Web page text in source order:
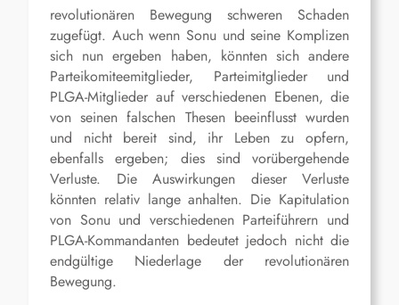
revolutionären Bewegung schweren Schaden
zugefügt. Auch wenn Sonu und seine Komplizen
sich nun ergeben haben, könnten sich andere
Parteikomiteemitglieder, Parteimitglieder und
PLGA-Mitglieder auf verschiedenen Ebenen, die
von seinen falschen Thesen beeinflusst wurden
und nicht bereit sind, ihr Leben zu opfern,
ebenfalls ergeben; dies sind vorübergehende
Verluste. Die Auswirkungen dieser Verluste
könnten relativ lange anhalten. Die Kapitulation
von Sonu und verschiedenen Parteiführern und
PLGA-Kommandanten bedeutet jedoch nicht die
endgültige Niederlage der revolutionären
Bewegung.